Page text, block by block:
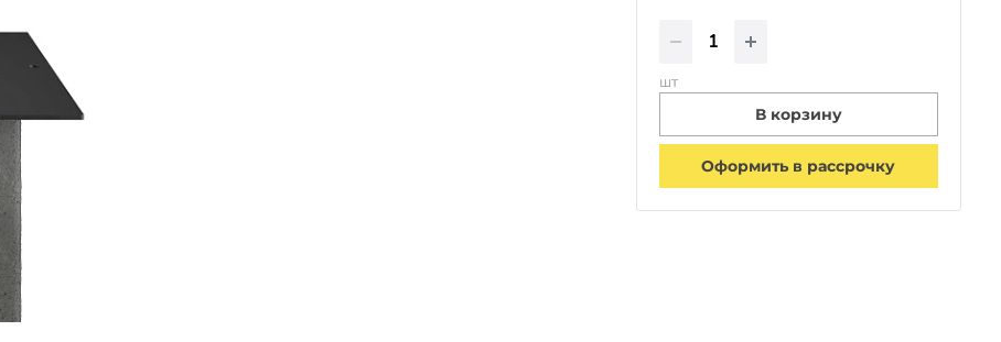
шт
В корзину
Оформить в рассрочку